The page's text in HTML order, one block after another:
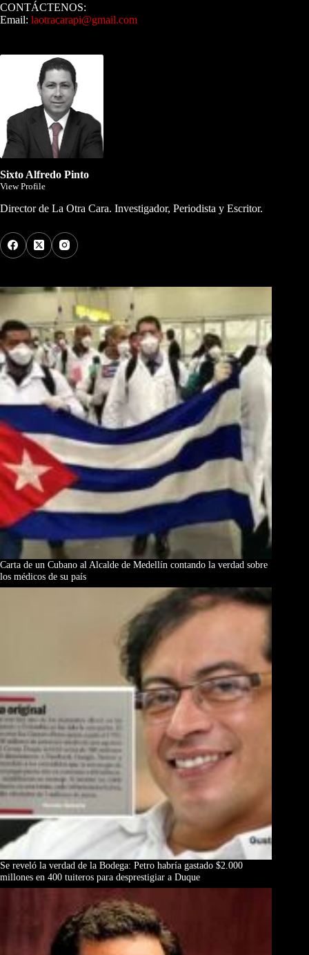
CONTÁCTENOS:
Email: laotracarapi@gmail.com
Sixto Alfredo Pinto
View Profile
Director de La Otra Cara. Investigador, Periodista y Escritor.
Carta de un Cubano al Alcalde de Medellín contando la verdad sobre
los médicos de su país
Se reveló la verdad de la Bodega: Petro habría gastado $2.000
millones en 400 tuiteros para desprestigiar a Duque